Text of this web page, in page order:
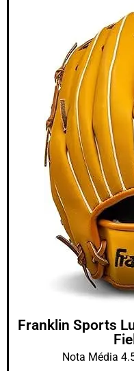
Franklin Sports
Nota Média